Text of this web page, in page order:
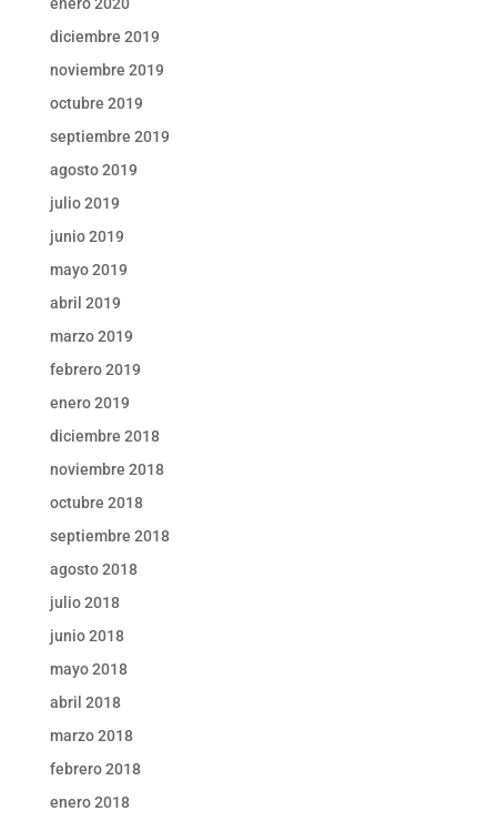
diciembre 2019
noviembre 2019
octubre 2019
septiembre 2019
agosto 2019
julio 2019
junio 2019
mayo 2019
abril 2019
marzo 2019
febrero 2019
enero 2019
diciembre 2018
noviembre 2018
octubre 2018
septiembre 2018
agosto 2018
julio 2018
junio 2018
mayo 2018
abril 2018
marzo 2018
febrero 2018
enero 2018